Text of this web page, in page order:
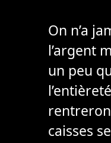
On n’a
l’argent
un peu
caisses